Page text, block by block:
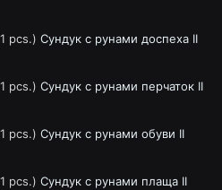
pcs.) Сундук с рунами доспеха II
pcs.) Сундук с рунами перчаток II
pcs.) Сундук с рунами обуви II
pcs.) Сундук с рунами плаща II